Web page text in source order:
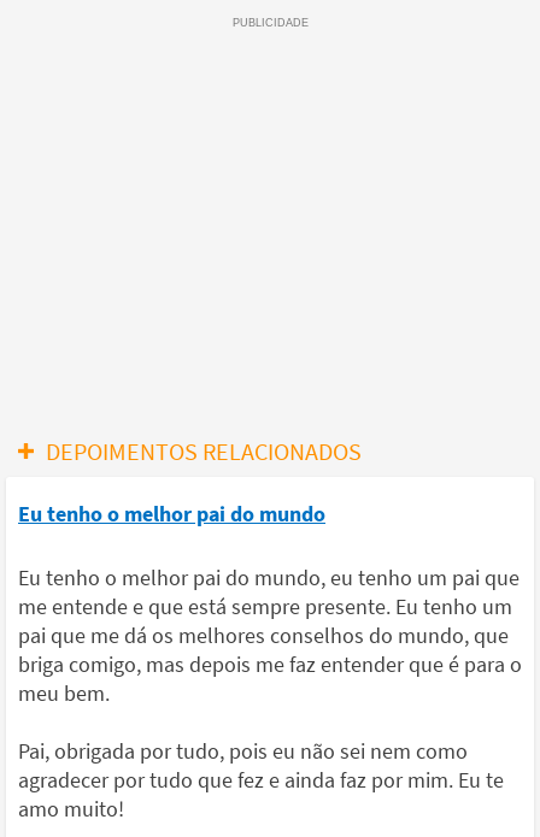
DEPOIMENTOS RELACIONADOS
Eu tenho o melhor pai do mundo
Eu tenho o melhor pai do mundo, eu tenho um pai que
me entende e que está sempre presente. Eu tenho um
pai que me dá os melhores conselhos do mundo, que
briga comigo, mas depois me faz entender que é para o
meu bem.
Pai, obrigada por tudo, pois eu não sei nem como
agradecer por tudo que fez e ainda faz por mim. Eu te
amo muito!